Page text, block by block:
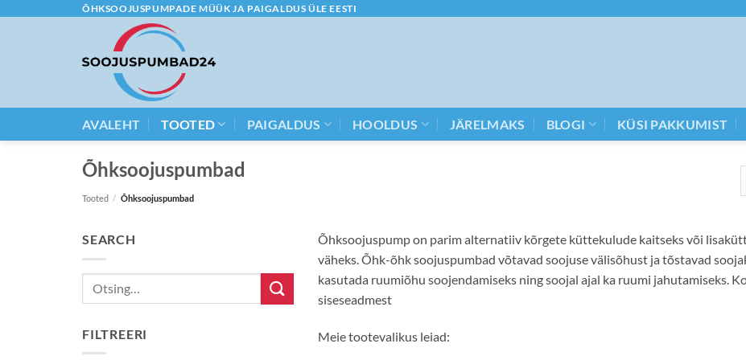
ÕHKSOOJUSPUMPADE MÜÜK JA PAIGALDUS ÜLE EESTI
AVALEHT TOOTED PAIGALDUS HOOLDUS JÄRELMAKS BLOGI KÜSI PAKKUMIST
Õhksoojuspumbad
Tooted / Õhksoojuspumbad
SEARCH
Otsi:
FILTREERI
Õhksoojuspump on parim alternatiiv kõrgete küttekulude kaitseks või
väheks. Õhk-õhk soojuspumbad võtavad soojuse välisõhust ja tõstavad
kasutada ruumiõhu soojendamiseks ning soojal ajal ka ruumi jahutamiseks.
siseseadmest
Meie tootevalikus leiad: